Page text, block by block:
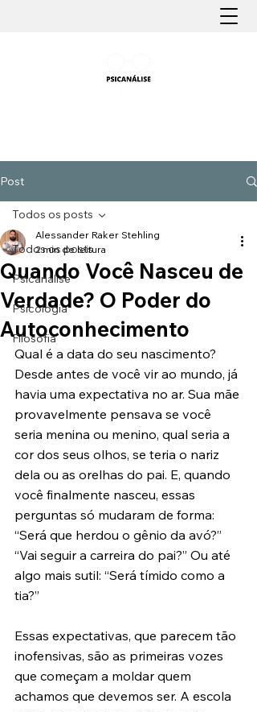
Post
Todos os posts
Psicanálise
Psicologia
Filosofia
Todos os posts
Quando Você Nasceu de
Verdade? O Poder do
Autoconhecimento
Alessander Raker Stehling
2 min de leitura
Qual é a data do seu nascimento?
Desde antes de você vir ao mundo, já
havia uma expectativa no ar. Sua mãe
provavelmente pensava se você
seria menina ou menino, qual seria a
cor dos seus olhos, se teria o nariz
dela ou as orelhas do pai. E, quando
você finalmente nasceu, essas
perguntas só mudaram de forma:
“Será que herdou o gênio da avó?”
“Vai seguir a carreira do pai?” Ou até
algo mais sutil: “Será tímido como a
tia?”
Essas expectativas, que parecem tão
inofensivas, são as primeiras vozes
que começam a moldar quem
achamos que devemos ser. A escola